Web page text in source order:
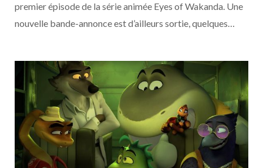
premier épisode de la série animée Eyes of Wakanda. Une
nouvelle bande-annonce est d’ailleurs sortie, quelques…